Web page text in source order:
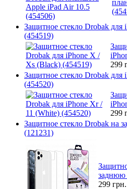
Защитное стекло Drobak для
(454519)
299
Защитное стекло Drobak для
(454520)
299
Защитное стекло Drobak на
(121231)
заднюю
299 грн.